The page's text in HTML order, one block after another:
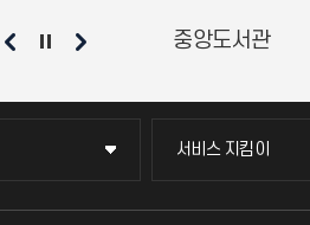
소비자생활협동조합
서비스 지킴이
서비스 지킴이
묻고 답하기